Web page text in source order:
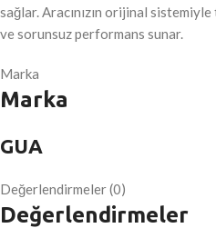
sağlar. Aracınızın orijinal
ve sorunsuz performans sunar.
Marka
Marka
GUA
Değerlendirmeler (0)
Değerlendirmeler